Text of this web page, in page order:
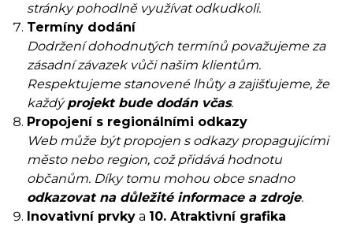
stránky pohodlně využívat odkudkoli.
Termíny dodání
Dodržení dohodnutých termínů považujeme za
zásadní závazek vůči našim klientům.
Respektujeme stanovené lhůty a zajišťujeme, že
každýprojekt bude dodán včas.
Propojení s regionálními odkazy
Web může být propojen s odkazy propagujícími
město nebo region, což přidává hodnotu
občanům. Díky tomu mohou obce snadno
odkazovat na důležité informace a zdroje.
Inovativní prvky a 10. Atraktivní grafika